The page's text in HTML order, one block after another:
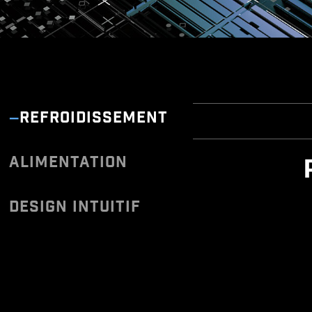
REFROIDISSEMENT
ALIMENTATION
DESIGN INTUITIF
Vous avez du
Une fois connecté
de version de